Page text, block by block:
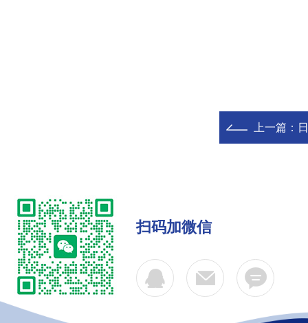
上一篇：
扫码加微信